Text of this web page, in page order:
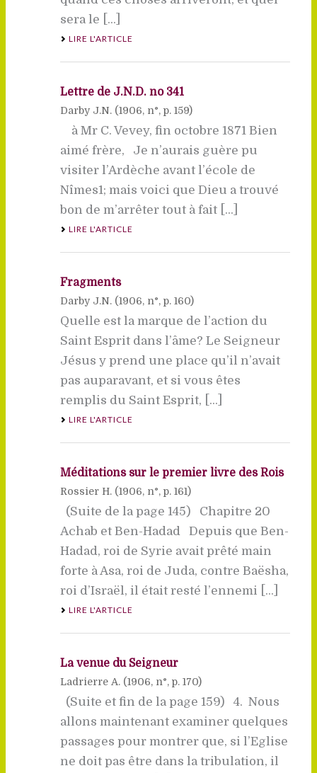
sera le [...]
LIRE L'ARTICLE
Lettre de J.N.D. no 341
Darby J.N. (1906, n°, p. 159)
à Mr C. Vevey, fin octobre 1871 Bien
aimé frère, Je n’aurais guère pu
visiter l’Ardèche avant l’école de
Nîmes1; mais voici que Dieu a trouvé
bon de m’arrêter tout à fait [...]
LIRE L'ARTICLE
Fragments
Darby J.N. (1906, n°, p. 160)
Quelle est la marque de l’action du
Saint Esprit dans l’âme? Le Seigneur
Jésus y prend une place qu’il n’avait
pas auparavant, et si vous êtes
remplis du Saint Esprit, [...]
LIRE L'ARTICLE
Méditations sur le premier livre des Rois
Rossier H. (1906, n°, p. 161)
(Suite de la page 145) Chapitre 20
Achab et Ben-Hadad Depuis que Ben-
Hadad, roi de Syrie avait prêté main
forte à Asa, roi de Juda, contre Baësha,
roi d’Israël, il était resté l’ennemi [...]
LIRE L'ARTICLE
La venue du Seigneur
Ladrierre A. (1906, n°, p. 170)
(Suite et fin de la page 159) 4. Nous
allons maintenant examiner quelques
passages pour montrer que, si l’Eglise
ne doit pas être dans la tribulation, il